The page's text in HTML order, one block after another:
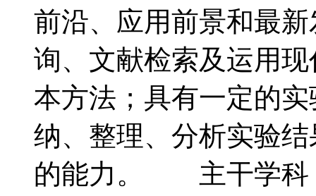
前沿、应用前景和最
询、文献检索及运用
本方法；具有一定的
纳、整理、分析实验
的能力。 主干学科